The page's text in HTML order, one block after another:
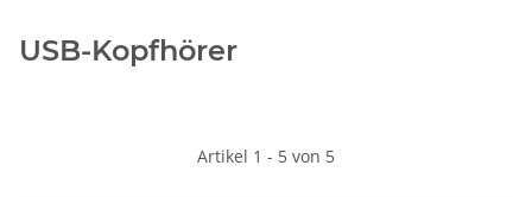
USB-Kopfhörer
Artikel 1 - 5 von 5